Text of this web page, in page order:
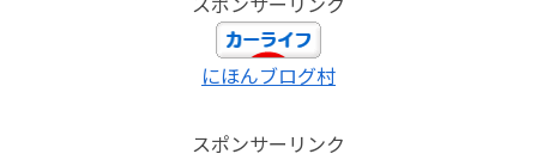
にほんブログ村
スポンサーリンク